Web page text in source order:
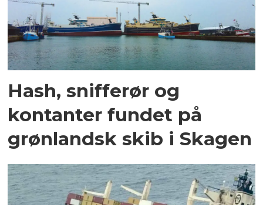
Hash, snifferør og
kontanter fundet på
grønlandsk skib i Skagen